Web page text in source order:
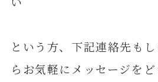
という方、下記連絡先も
らお気軽にメッセージをど